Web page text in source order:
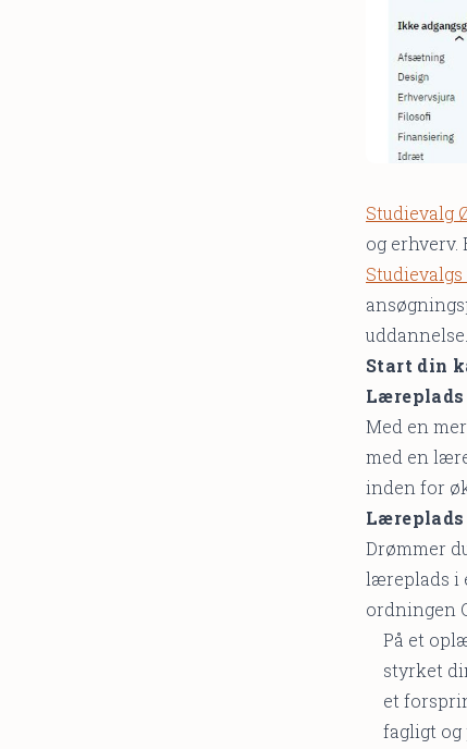
Studievalg
og
uddannelse.
Start din
Med en
med en
inden for
Læreplads
Drømmer
læreplads i
ordningen
På et
styrket
et
fagligt og